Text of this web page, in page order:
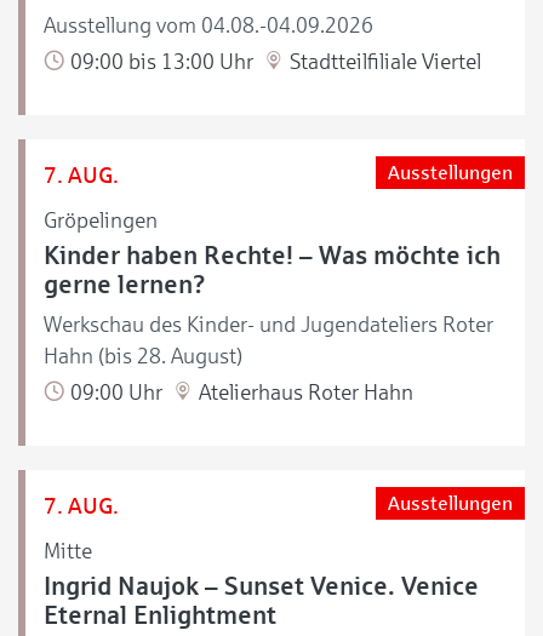
Ausstellung vom 04.08.-04.09.2026
09:00 bis 13:00 Uhr
Stadtteilfiliale Viertel
7. AUG.
Gröpelingen
Ausstellungen
Kinder haben Rechte! – Was möchte ich
gerne lernen?
Werkschau des Kinder- und Jugendateliers Roter
Hahn (bis 28. August)
09:00 Uhr
Atelierhaus Roter Hahn
7. AUG.
Mitte
Ausstellungen
Ingrid Naujok – Sunset Venice. Venice
Eternal Enlightment